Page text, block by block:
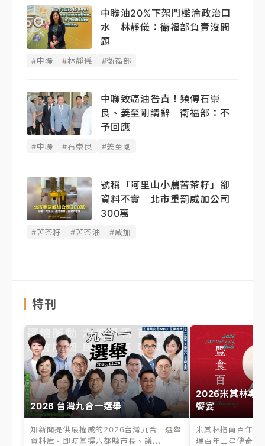
中聯油20%下架門檻淪政治口
水 林靜儀：衛福部負責沒問
題
#中聯 #林靜儀 #衛福部
中聯致癌油咎責！頻傳石崇
良、姜至剛請辭 衛福部：不
予回應
#中聯 #石崇良 #姜至剛
號稱「阿里山小農苦茶籽」卻
資料不實 北市重罰威加公司
300萬
#苦茶籽 #苦茶油 #威加
特刊
2026 台灣九合一選舉
知新聞提供最權威的2026台灣九合一選舉
資料庫。即時掌握六都縣市長、議...
2026米其林專
饗宴
米其林指南百年之
瑞百年三星傳奇、